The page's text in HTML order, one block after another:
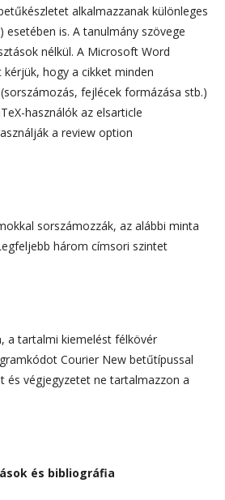
alkalmazzanak különleges
esetében is. A tanulmány szövege
nélkül. A Microsoft Word
hogy a cikket minden
fejlécek formázása stb.)
használók az elsarticle
a review option
sorszámozzák, az alábbi minta
három címsori szintet
a tartalmi kiemelést félkövér
Courier New betűtípussal
és végjegyzetet ne tartalmazzon a
és bibliográfia